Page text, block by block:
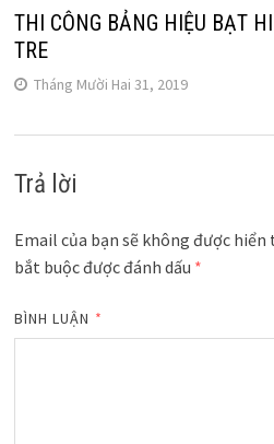
THI CÔNG BẢNG HIỆU BẠT
TRE
Tháng Mười Hai 31, 2019
Trả lời
Email của bạn sẽ không được hiển
bắt buộc được đánh dấu *
BÌNH LUẬN *